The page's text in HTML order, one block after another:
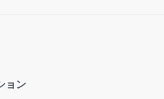
ョン